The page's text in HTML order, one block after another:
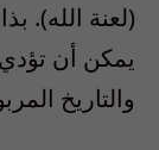
(لعنة الله).
يمكن أن
والتاريخ